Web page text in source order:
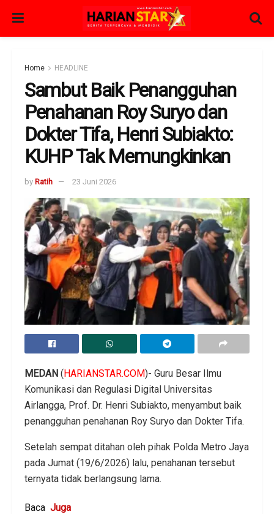
Home HEADLINE
Sambut Baik Penangguhan
Penahanan Roy Suryo dan
Dokter Tifa, Henri Subiakto:
KUHP Tak Memungkinkan
by Ratih 23 Juni 2026
MEDAN (HARIANSTAR.COM)- Guru Besar Ilmu
Komunikasi dan Regulasi Digital Universitas
Airlangga, Prof. Dr. Henri Subiakto, menyambut baik
penangguhan penahanan Roy Suryo dan Dokter Tifa.
Setelah sempat ditahan oleh pihak Polda Metro Jaya
pada Jumat (19/6/2026) lalu, penahanan tersebut
ternyata tidak berlangsung lama.
Baca Juga